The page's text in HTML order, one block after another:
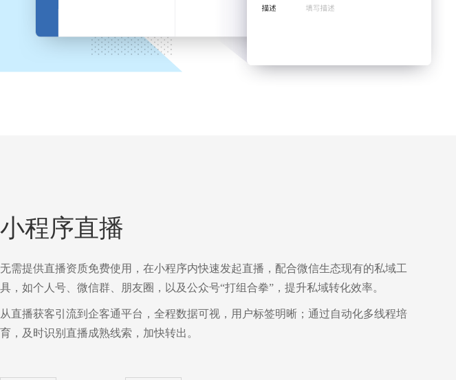
小程序直播
无需提供直播资质免费使用，在小程序内快速发起直播，配合微信生态现有的私域工
具，如个人号、微信群、朋友圈，以及公众号“打组合拳”，提升私域转化效率。
从直播获客引流到企客通平台，全程数据可视，用户标签明晰；通过自动化多线程培
育，及时识别直播成熟线索，加快转出。